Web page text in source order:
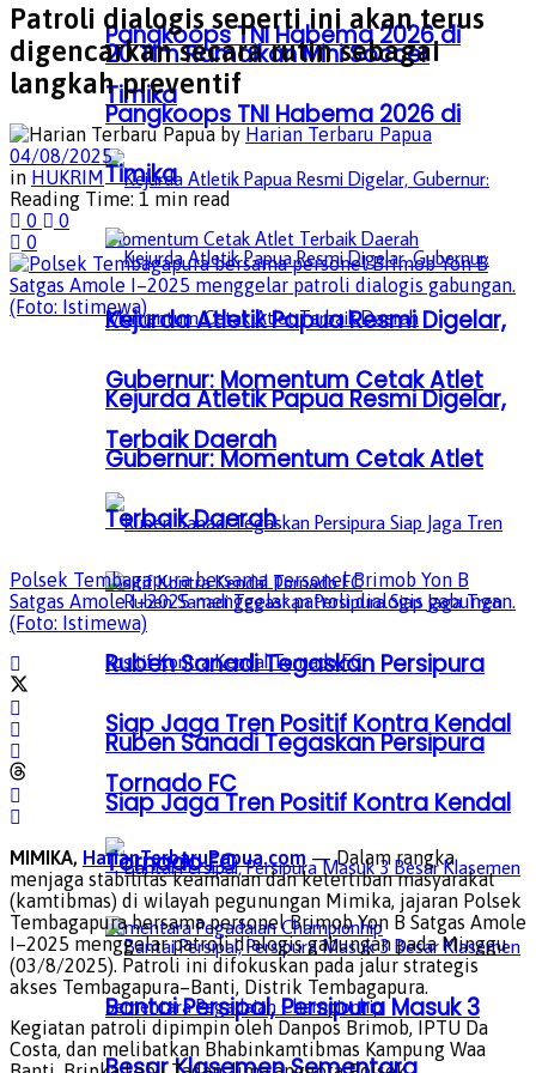
Pangkoops TNI Habema 2026 di
Timika
Kejurda Atletik Papua Resmi Digelar,
Gubernur: Momentum Cetak Atlet
Terbaik Daerah
Ruben Sanadi Tegaskan Persipura
Siap Jaga Tren Positif Kontra Kendal
Tornado FC
Bantai Persipal, Persipura Masuk 3
20 Tim Ramaikan Mini Soccer
Pangkoops TNI Habema 2026 di
Timika
Kejurda Atletik Papua Resmi Digelar,
Gubernur: Momentum Cetak Atlet
Terbaik Daerah
Ruben Sanadi Tegaskan Persipura
Siap Jaga Tren Positif Kontra Kendal
Tornado FC
Patroli dialogis seperti ini akan terus
digencarkan secara rutin sebagai
langkah preventif
by Harian Terbaru Papua
04/08/2025
in HUKRIM
Reading Time: 1 min read
0
0
0
Polsek Tembagapura bersama personel Brimob Yon B
Satgas Amole I–2025 menggelar patroli dialogis gabungan.
(Foto: Istimewa)
MIMIKA, HarianTerbaruPapua.com — Dalam rangka
menjaga stabilitas keamanan dan ketertiban masyarakat
(kamtibmas) di wilayah pegunungan Mimika, jajaran Polsek
Tembagapura bersama personel Brimob Yon B Satgas Amole
I–2025 menggelar patroli dialogis gabungan pada Minggu
(03/8/2025). Patroli ini difokuskan pada jalur strategis
akses Tembagapura–Banti, Distrik Tembagapura.
Kegiatan patroli dipimpin oleh Danpos Brimob, IPTU Da
Costa, dan melibatkan Bhabinkamtibmas Kampung Waa